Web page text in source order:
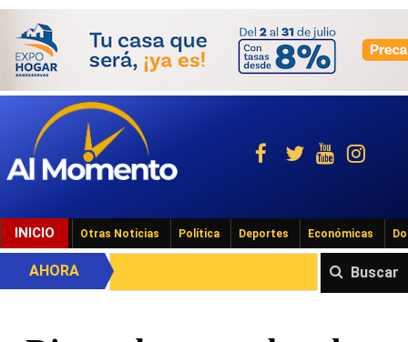
INICIO Otras Noticias Política Deportes Económicas
Buscar
AHORA